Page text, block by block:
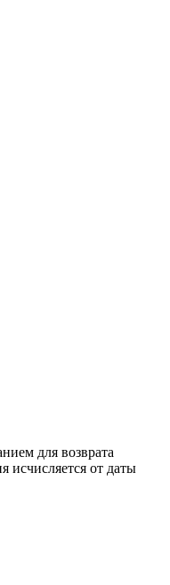
для возврата
исчисляется от даты